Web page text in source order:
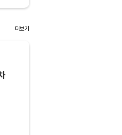
더보기